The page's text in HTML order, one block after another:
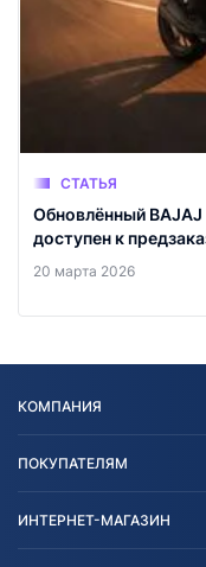
СТАТЬЯ
Обновлённый
доступен к
20 марта 2026
КОМПАНИЯ
ПОКУПАТЕЛЯМ
ИНТЕРНЕТ-МАГАЗИН